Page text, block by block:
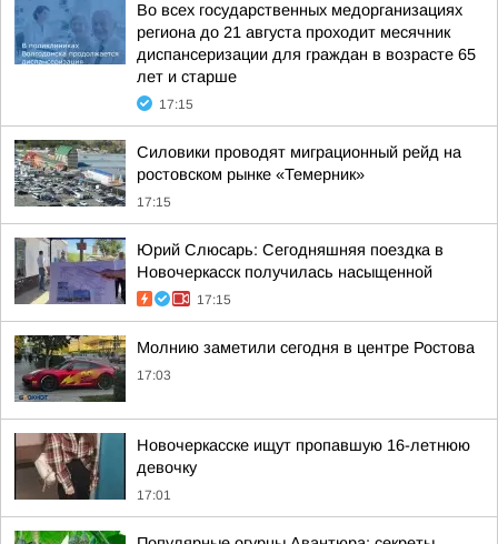
Во всех государственных медорганизациях
региона до 21 августа проходит месячник
диспансеризации для граждан в возрасте 65
лет и старше
17:15
Силовики проводят миграционный рейд на
ростовском рынке «Темерник»
17:15
Юрий Слюсарь: Сегодняшняя поездка в
Новочеркасск получилась насыщенной
17:15
Молнию заметили сегодня в центре Ростова
17:03
Новочеркасске ищут пропавшую 16-летнюю
девочку
17:01